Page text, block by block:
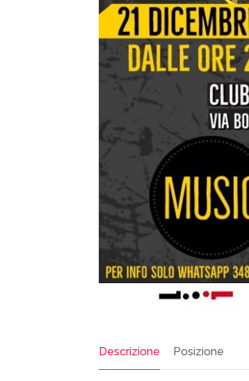
Descrizione Posizione